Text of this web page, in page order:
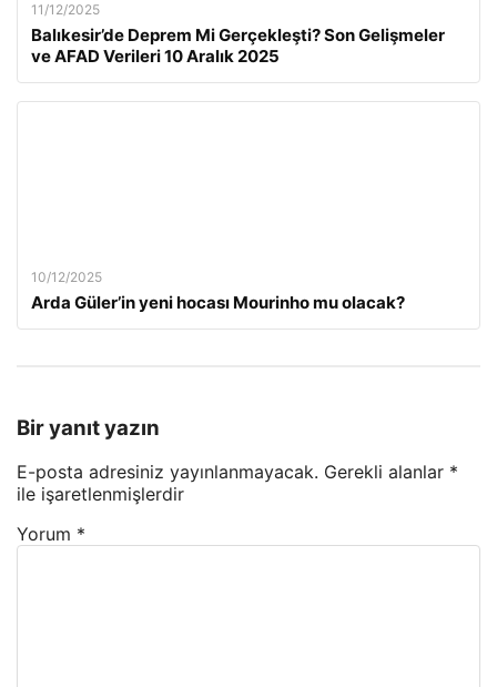
11/12/2025
Balıkesir’de Deprem Mi Gerçekleşti? Son Gelişmeler
ve AFAD Verileri 10 Aralık 2025
10/12/2025
Arda Güler’in yeni hocası Mourinho mu olacak?
Bir yanıt yazın
E-posta adresiniz yayınlanmayacak. Gerekli alanlar *
ile işaretlenmişlerdir
Yorum *